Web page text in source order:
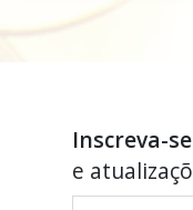
Inscreva-se
e